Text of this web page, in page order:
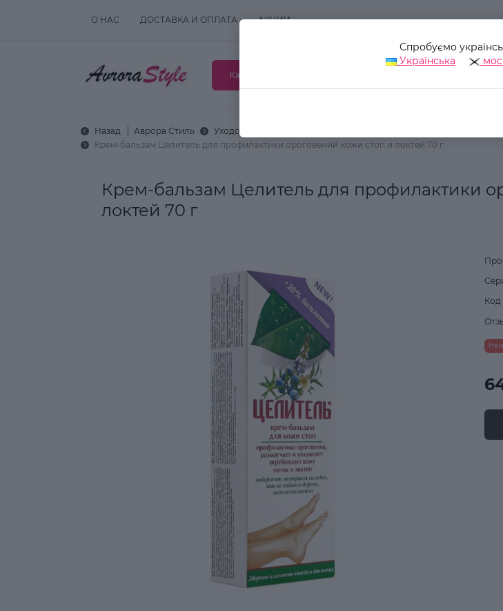
О НАС ДОСТАВКА И ОПЛАТА АКЦИИ
Каталог товаров
Назад Аврора Стиль Уходовая косметика
Крем-бальзам Целитель для профилактики ороговений кожи стоп и локтей 70 г
Спробуємо
Українська
Крем-бальзам Целитель для профилактики
локтей 70 г
Код